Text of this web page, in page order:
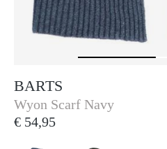
BARTS
Barts
Wyon Scarf Navy
€ 54,95